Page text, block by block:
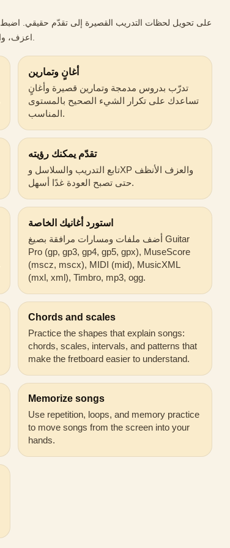
أغانٍ وتمارين
تدرّب بدروس مدمجة وتمارين قصيرة وأغانٍ
تساعدك على تكرار الشيء الصحيح بالمستوى
المناسب.
تقدّم يمكنك رؤيته
تابع التدريب والسلاسل وXP والعزف الأنظف
حتى تصبح العودة غدًا أسهل.
استورد أغانيك الخاصة
أضف ملفات ومسارات مرافقة بصيغ Guitar
Pro (gp, gp3, gp4, gp5, gpx), MuseScore
(mscz, mscx), MIDI (mid), MusicXML
(mxl, xml), Timbro, mp3, ogg.
Chords and scales
Practice the shapes that explain songs:
chords, scales, intervals, and patterns that
make the fretboard easier to understand.
Memorize songs
Use repetition, loops, and memory practice
to move songs from the screen into your
hands.